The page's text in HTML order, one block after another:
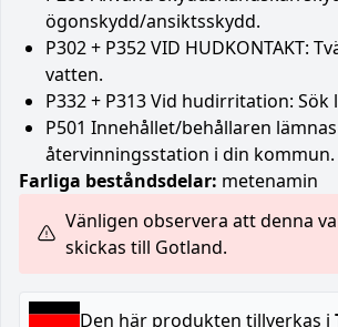
ögonskydd/ansiktsskydd.
P302 + P352 VID HUDKONTAKT:
vatten.
P332 + P313 Vid hudirritation: Sök
P501 Innehållet/behållaren
återvinningsstation i din kommun.
Farliga beståndsdelar: metenamin
Vänligen observera att denna
skickas till Gotland.
Den här produkten tillverkas i